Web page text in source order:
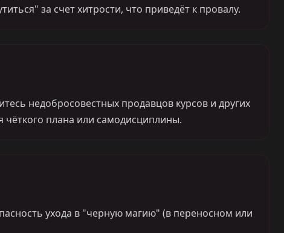
за счет хитрости, что приведёт к провалу.
недобросовестных продавцов курсов и других
чёткого плана или самодисциплины.
ухода в "черную магию" (в переносном или